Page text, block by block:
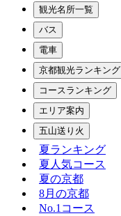
観光名所一覧
バス
電車
京都観光ランキング
コースランキング
エリア案内
五山送り火
夏ランキング
夏人気コース
夏の京都
8月の京都
No.1コース